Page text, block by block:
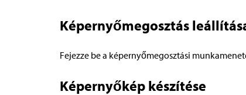
Képernyőmegosztás
Fejezze be a képernyőmegosztási
Képernyőkép készítése